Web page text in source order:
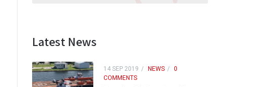
Latest News
14 SEP 2019 NEWS
0
COMMENTS